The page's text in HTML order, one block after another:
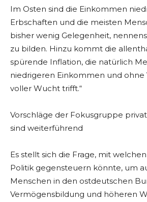
Im Osten sind die Einkommen
Erbschaften und die meisten
bisher wenig Gelegenheit,
zu bilden. Hinzu kommt die
spürende Inflation, die natürlich
niedrigeren Einkommen und
voller Wucht trifft.“
Vorschläge der Fokusgruppe
sind weiterführend
Es stellt sich die Frage, mit
Politik gegensteuern könnte, um
Menschen in den ostdeutschen
Vermögensbildung und höheren